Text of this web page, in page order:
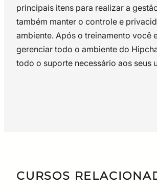
principais itens para realizar a
também manter o controle e
ambiente. Após o treinamento você
gerenciar todo o ambiente do
todo o suporte necessário aos seus
CURSOS